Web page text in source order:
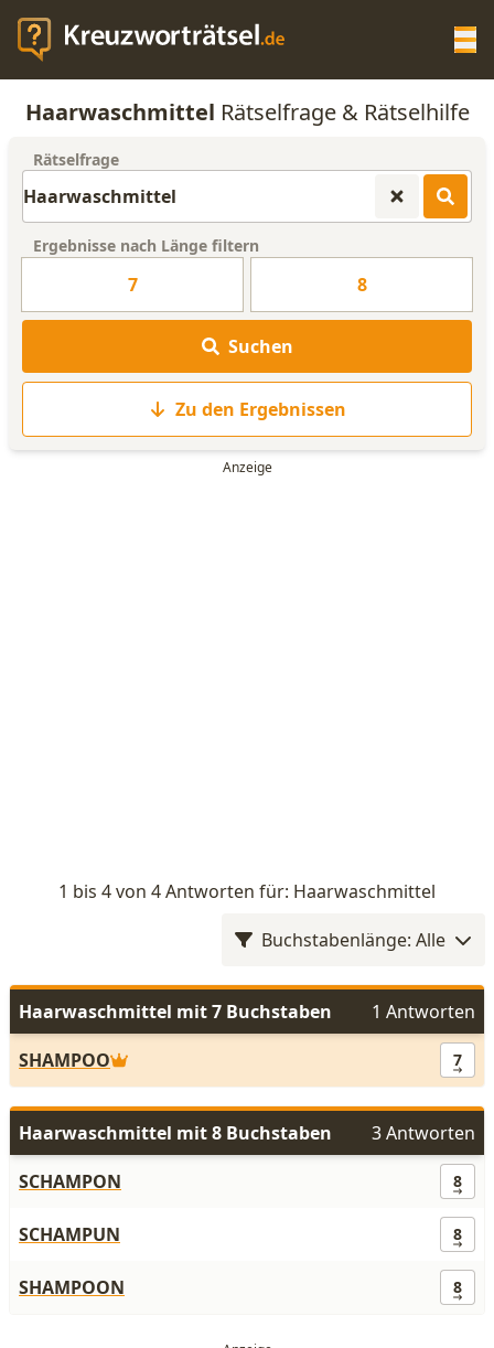
KREUZWORTRÄTSEL-HILFE
WORTLISTE
Haarwaschmittel Rätselfrage & Rätselhilfe
Rätselfrage
Ergebnisse nach Länge filtern
7 8
Suchen
Zu den Ergebnissen
1 bis 4 von 4 Antworten für: Haarwaschmittel
Buchstabenlänge: Alle
Haarwaschmittel mit 7 Buchstaben
1 Antworten
SHAMPOO
7
Haarwaschmittel mit 8 Buchstaben
3 Antworten
SCHAMPON
8
SCHAMPUN 8
SHAMPOON 8